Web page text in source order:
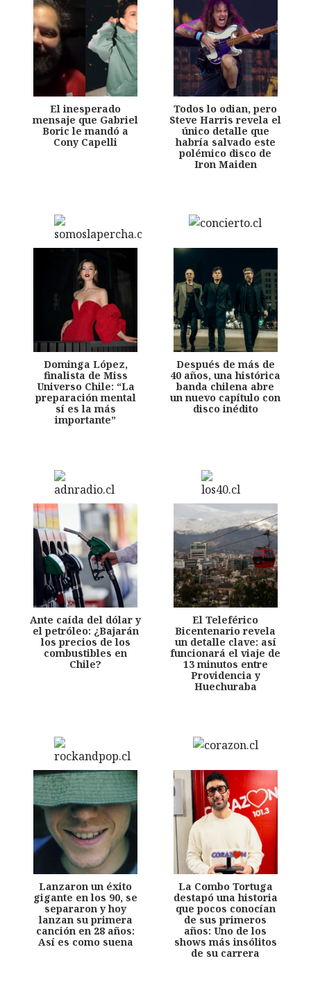
El inesperado
mensaje que Gabriel
Boric le mandó a
Cony Capelli
Todos lo odian, pero
Steve Harris revela el
único detalle que
habría salvado este
polémico disco de
Iron Maiden
Dominga López,
finalista de Miss
Universo Chile: “La
preparación mental
sí es la más
importante”
Después de más de
40 años, una histórica
banda chilena abre
un nuevo capítulo con
disco inédito
Ante caída del dólar y
el petróleo: ¿Bajarán
los precios de los
combustibles en
Chile?
El Teleférico
Bicentenario revela
un detalle clave: así
funcionará el viaje de
13 minutos entre
Providencia y
Huechuraba
Lanzaron un éxito
gigante en los 90, se
separaron y hoy
lanzan su primera
canción en 28 años:
Así es como suena
La Combo Tortuga
destapó una historia
que pocos conocían
de sus primeros
años: Uno de los
shows más insólitos
de su carrera